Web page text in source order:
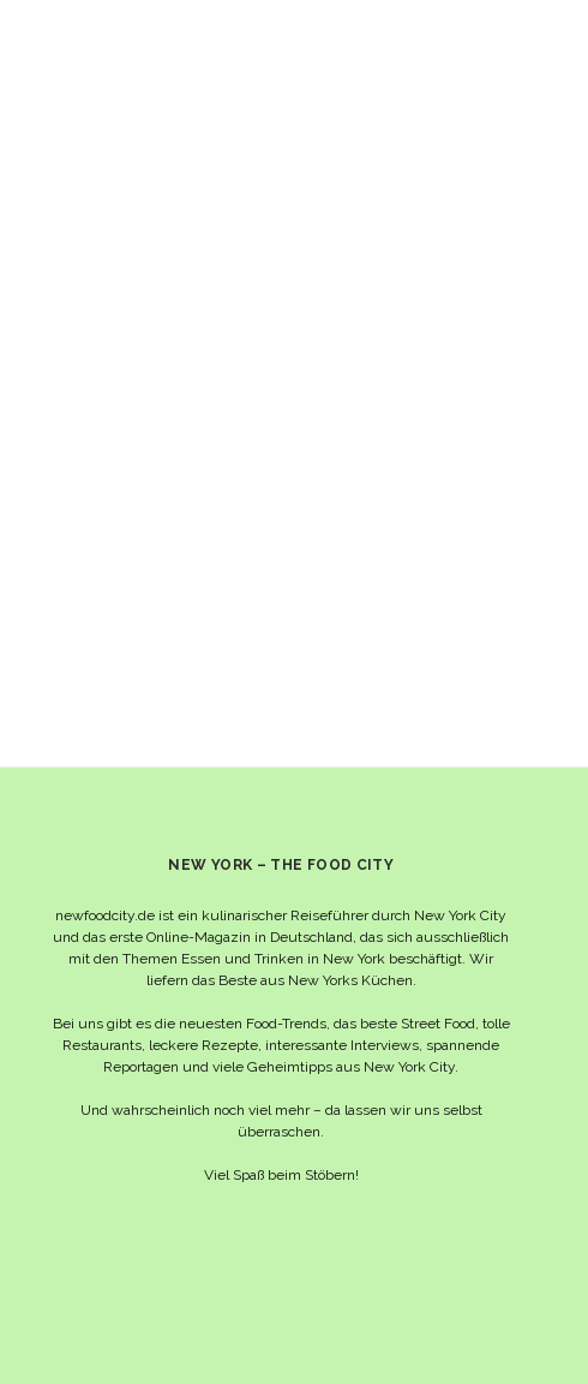
NEW YORK – THE FOOD CITY
newfoodcity.de ist ein kulinarischer Reiseführer durch New York City
und das erste Online-Magazin in Deutschland, das sich ausschließlich
mit den Themen Essen und Trinken in New York beschäftigt. Wir
liefern das Beste aus New Yorks Küchen.
Bei uns gibt es die neuesten Food-Trends, das beste Street Food, tolle
Restaurants, leckere Rezepte, interessante Interviews, spannende
Reportagen und viele Geheimtipps aus New York City.
Und wahrscheinlich noch viel mehr – da lassen wir uns selbst
überraschen.
Viel Spaß beim Stöbern!